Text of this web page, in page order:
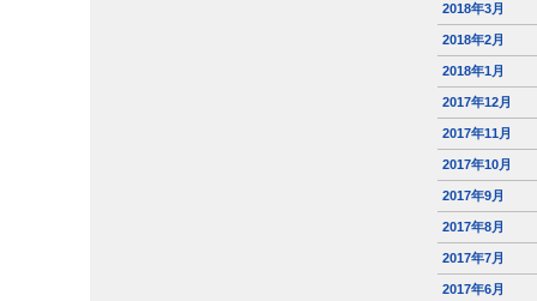
2018年3月
2018年2月
2018年1月
2017年12月
2017年11月
2017年10月
2017年9月
2017年8月
2017年7月
2017年6月